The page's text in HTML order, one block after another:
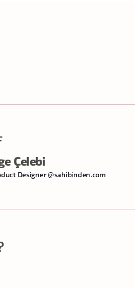
Çelebi
Designer @sahibinden.com